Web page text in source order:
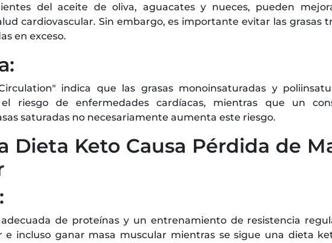
del aceite de oliva, aguacates y nueces, pueden
cardiovascular. Sin embargo, es importante evitar las grasas
en exceso.
indica que las grasas monoinsaturadas y
riesgo de enfermedades cardíacas, mientras que un
saturadas no necesariamente aumenta este riesgo.
Dieta Keto Causa Pérdida de
de proteínas y un entrenamiento de resistencia
e incluso ganar masa muscular mientras se sigue una dieta